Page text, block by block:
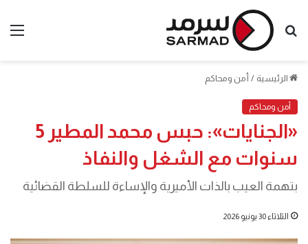
بحث
الرئيسية / أمن ومحاكم
أمن ومحاكم
«الجنايات»: حبس محمد المطير 5
سنوات مع الشغل والنفاذ
بتهمة العيب بالذات الأميرية والإساءة للسلطة القضائية
الثلاثاء 30 يونيو 2026